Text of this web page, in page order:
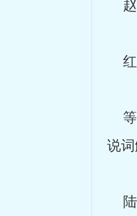
赵
红
等
说
陆